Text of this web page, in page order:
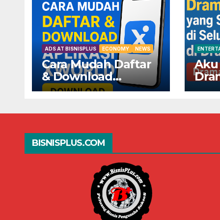
ADS AT BISNISPLUS ECONOMY NEWS
Cara Mudah Daftar
& Download
Aplikasi XWorld —
Keuntungannya
BISNISPLUS.COM